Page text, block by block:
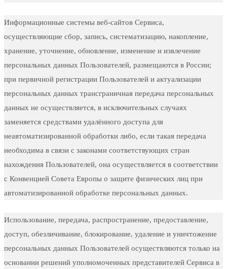
Информационные системы веб-сайтов Сервиса,
осуществляющие сбор, запись, систематизацию, накопление,
хранение, уточнение, обновление, изменение и извлечение
персональных данных Пользователей, размещаются в России;
при первичной регистрации Пользователей и актуализации
персональных данных трансграничная передача персональных
данных не осуществляется, в исключительных случаях
заменяется средствами удалённого доступа для
неавтоматизированной обработки либо, если такая передача
необходима в связи с законами соответствующих стран
нахождения Пользователей, она осуществляется в соответствии
с Конвенцией Совета Европы о защите физических лиц при
автоматизированной обработке персональных данных.
Использование, передача, распространение, предоставление,
доступ, обезличивание, блокирование, удаление и уничтожение
персональных данных Пользователей осуществляются только на
основании решений уполномоченных представителей Сервиса в